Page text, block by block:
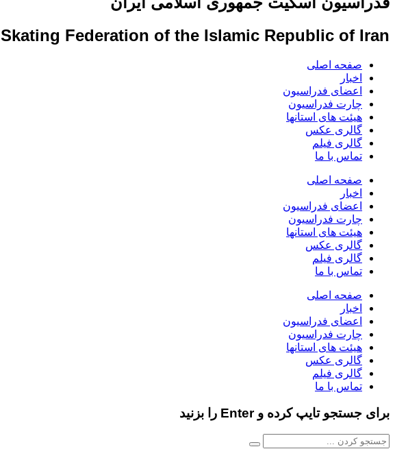
Skating Federation of the Islamic Republic of Iran
صفحه اصلی
اخبار
اعضای فدراسیون
چارت فدراسیون
هیئت های استانها
گالری عکس
گالری فیلم
تماس با ما
صفحه اصلی
اخبار
اعضای فدراسیون
چارت فدراسیون
هیئت های استانها
گالری عکس
گالری فیلم
تماس با ما
صفحه اصلی
اخبار
اعضای فدراسیون
چارت فدراسیون
هیئت های استانها
گالری عکس
گالری فیلم
تماس با ما
برای جستجو تایپ کرده و Enter را بزنید